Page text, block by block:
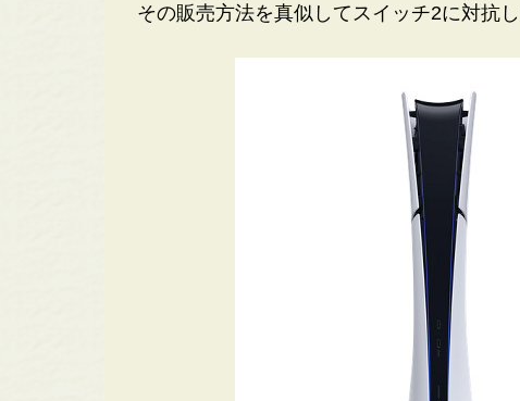
その販売方法を真似してスイッチ2に対抗し